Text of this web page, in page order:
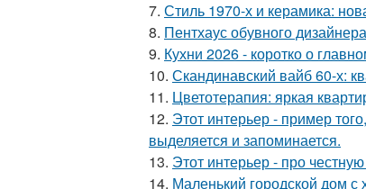
7. Стиль 1970-х и керамика:
8. Пентхаус обувного
9. Кухни 2026 - коротко о
10. Скандинавский вайб 60-х:
11. Цветотерапия: яркая
12. Этот интерьер - пример
выделяется и запоминается.
13. Этот интерьер - про
14. Маленький городской дом с